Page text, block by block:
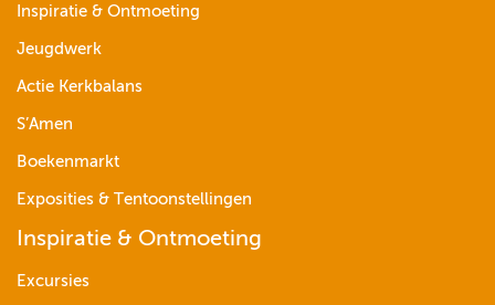
Inspiratie & Ontmoeting
Jeugdwerk
Actie Kerkbalans
S’Amen
Boekenmarkt
Exposities & Tentoonstellingen
Inspiratie & Ontmoeting
Excursies